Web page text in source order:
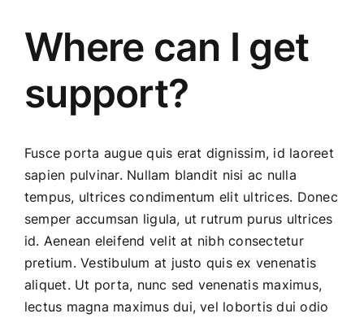
Resultados
Participantes
Concurso
Experiencias
Español
Where can I get
support?
Fusce porta augue quis erat dignissim, id laoreet
sapien pulvinar. Nullam blandit nisi ac nulla
tempus, ultrices condimentum elit ultrices. Donec
semper accumsan ligula, ut rutrum purus ultrices
id. Aenean eleifend velit at nibh consectetur
pretium. Vestibulum at justo quis ex venenatis
aliquet. Ut porta, nunc sed venenatis maximus,
lectus magna maximus dui, vel lobortis dui odio